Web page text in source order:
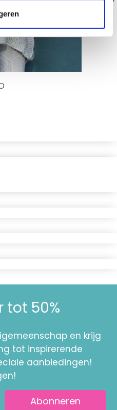
tot 50%
en krijg
tot inspirerende
aanbiedingen!
Abonneren